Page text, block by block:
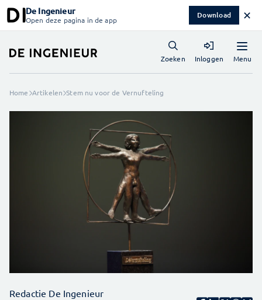
De Ingenieur
Open deze pagina in de app Download ✕
Menu
Zoeken Inloggen
Home Artikelen Stem nu voor de Vernufteling
Redactie De Ingenieur